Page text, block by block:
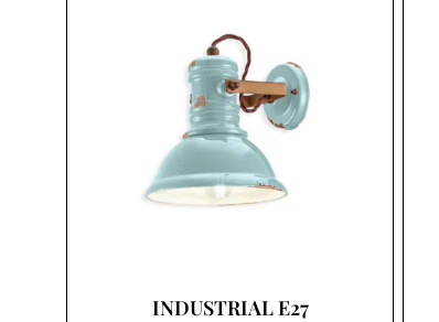
INDUSTRIAL E27